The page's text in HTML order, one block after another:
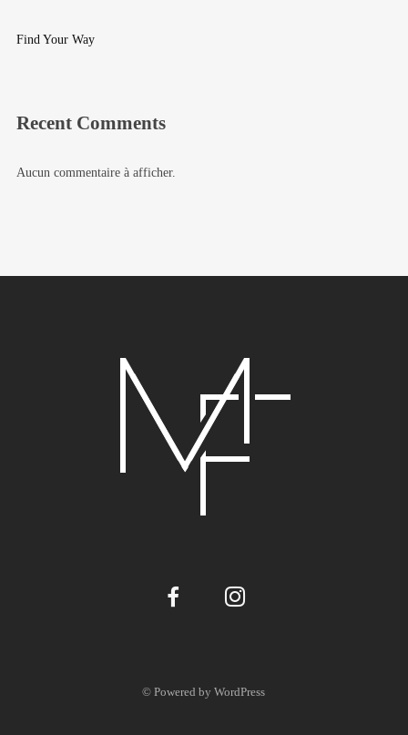
Find Your Way
Recent Comments
Aucun commentaire à afficher.
© Powered by WordPress